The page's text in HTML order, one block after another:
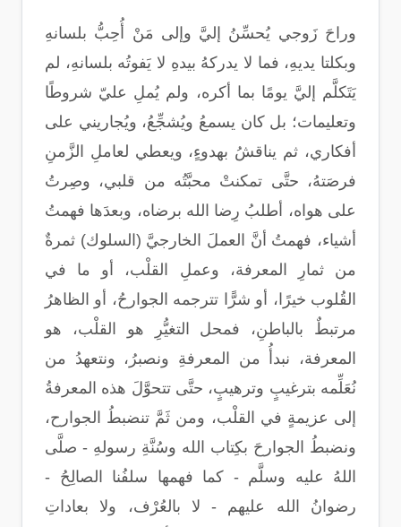
وراحَ زَوجي يُحسِّنُ إليَّ وإلى مَنْ أُحِبُّ بلسانهِ
وبكلتا يديهِ، فما لا يدركهُ بيدهِ لا يَفوتُه بلسانهِ، لم
يَتَكلَّم إليَّ يومًا بما أكره، ولم يُملِ عليّ شروطًا
وتعليمات؛ بل كان يسمعُ ويُشجِّعُ، ويُجاريني على
أفكاري، ثم يناقشُ بهدوءٍ، ويعطي لعاملِ الزَّمنِ
فرصَتهُ، حتَّى تمكنتْ محبَّتُه من قلبي، وصِرتُ
على هواه، أطلبُ رِضا الله برضاه، وبعدَها فهمتُ
أشياء، فهمتُ أنَّ العملَ الخارجيَّ (السلوك) ثمرةٌ
من ثمارِ المعرفة، وعملِ القلْب، أو ما في
القُلوب خيرًا، أو شرًّا تترجمه الجوارحُ، أو الظاهرُ
مرتبطٌ بالباطنِ، فمحل التغيُّرِ هو القلْب، هو
المعرفة، نبدأُ من المعرفةِ ونصبرُ، ونتعهدُ من
نُعَلِّمه بترغيبٍ وترهيبٍ، حتَّى تتحوَّلَ هذه المعرفةُ
إلى عزيمةٍ في القلْب، ومن ثَمَّ تنضبطُ الجوارح،
ونضبطُ الجوارحَ بكِتاب الله وسُنَّةِ رسولهِ - صلَّى
اللهُ عليه وسلَّم - كما فهمها سلفُنا الصالِحُ -
رضوانُ الله عليهم - لا بالعُرْف، ولا بعاداتِ